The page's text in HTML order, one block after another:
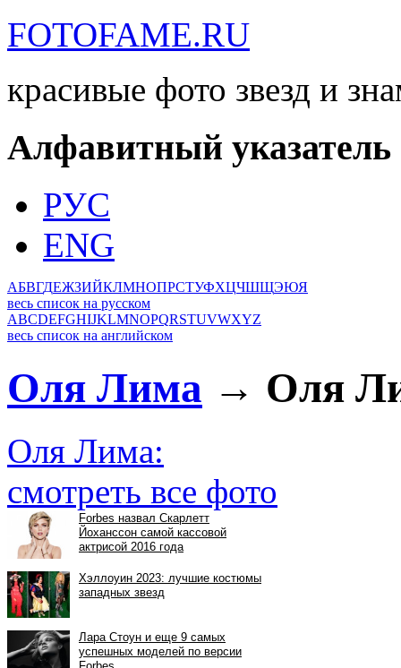
FOTOFAME.RU
красивые фото звезд и
Алфавитный указатель
РУС
ENG
АБВГДЕЖЗИЙКЛМНОПРСТУФХЦЧШЩЭЮЯ
весь список на русском
ABCDEFGHIJKLMNOPQRSTUVWXYZ
весь список на английском
Оля Лима → Оля
Оля Лима:
смотреть все фото